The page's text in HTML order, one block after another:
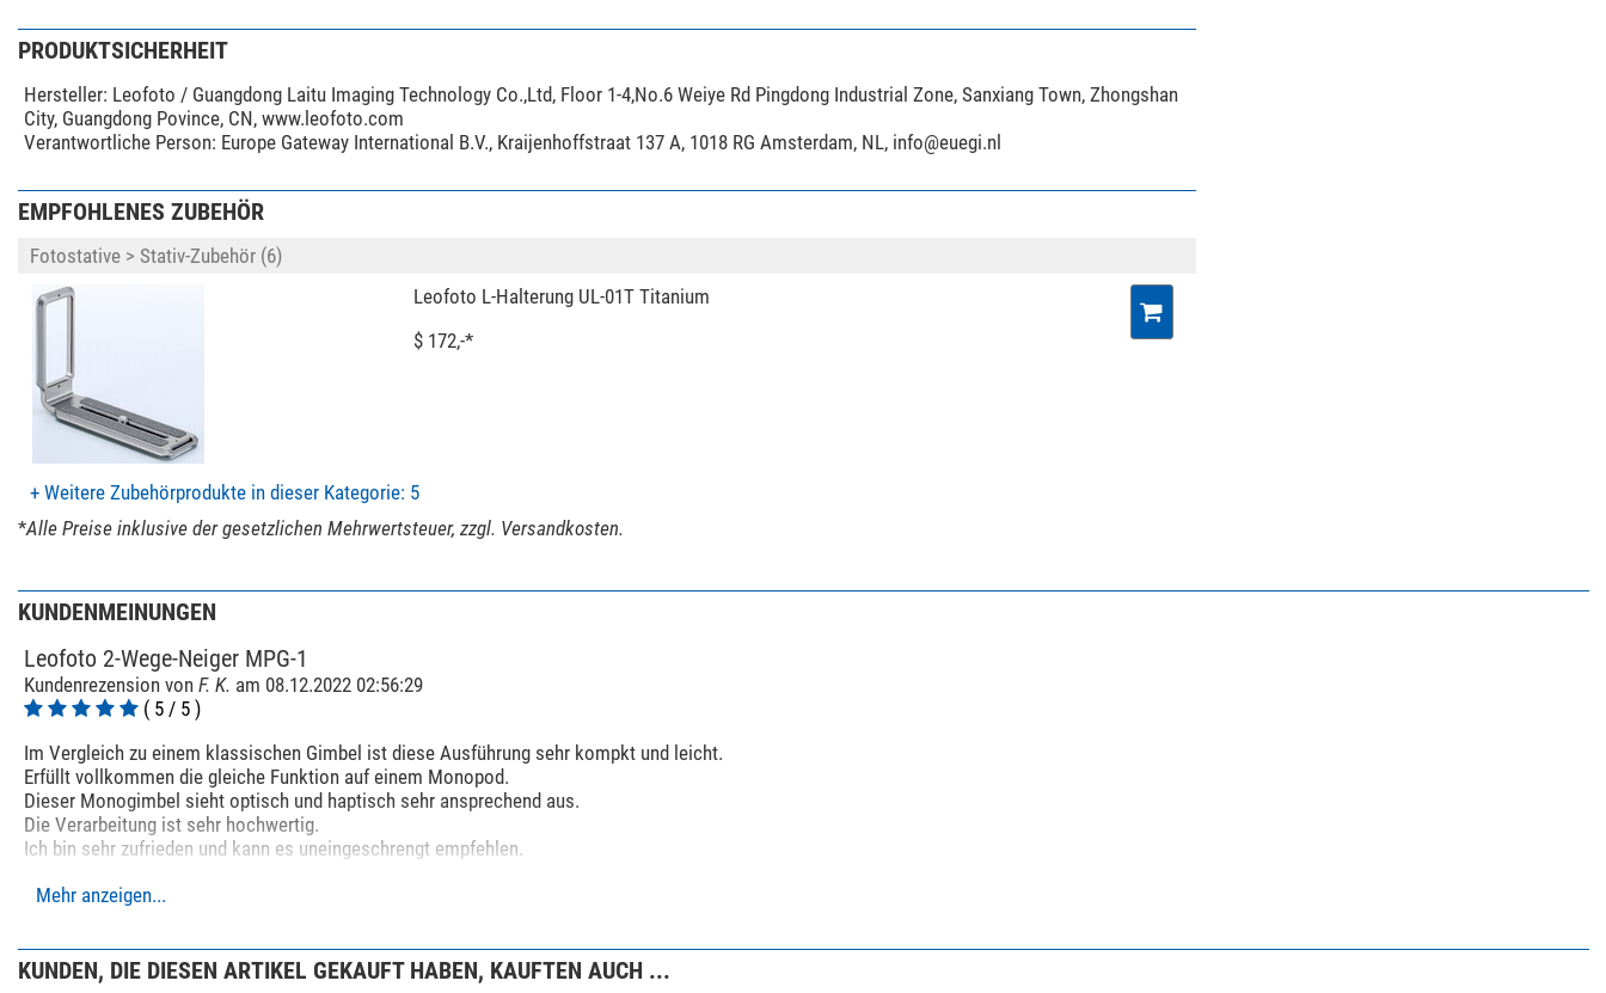
Besonderheiten
Ablageplatte
nein
Panorama Skala
Integrierte Polhöhenwiege
ja
Videoneiger
Allgemein
Serie
Gimbal Head
Höhe (cm)
Breite (cm)
Länge (cm)
PRODUKTSICHERHEIT
Hersteller: Leofoto / Guangdong Laitu Imaging Technology Co.,Ltd, Floor 1-4,No.6 Weiye Rd Pingdong Industrial Zone, Sanxiang Town, Zhongshan
City, Guangdong Povince, CN, www.leofoto.com
Verantwortliche Person: Europe Gateway International B.V., Kraijenhoffstraat 137 A, 1018 RG Amsterdam, NL, info@euegi.nl
EMPFOHLENES ZUBEHÖR
Fotostative > Stativ-Zubehör (6)
Leofoto L-Halterung UL-01T Titanium
$ 172,-*
+ Weitere Zubehörprodukte in dieser Kategorie: 5
*Alle Preise inklusive der gesetzlichen Mehrwertsteuer, zzgl. Versandkosten.
KUNDENMEINUNGEN
Leofoto 2-Wege-Neiger MPG-1
Kundenrezension von F. K. am 08.12.2022 02:56:29
( 5 / 5 )
Im Vergleich zu einem klassischen Gimbel ist diese Ausführung sehr kompkt und leicht.
Erfüllt vollkommen die gleiche Funktion auf einem Monopod.
Dieser Monogimbel sieht optisch und haptisch sehr ansprechend aus.
Die Verarbeitung ist sehr hochwertig.
Ich bin sehr zufrieden und kann es uneingeschrengt empfehlen.
Mehr anzeigen...
KUNDEN, DIE DIESEN ARTIKEL GEKAUFT HABEN, KAUFTEN AUCH ...